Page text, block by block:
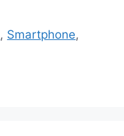
, Smartphone,